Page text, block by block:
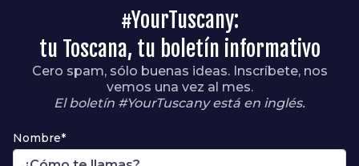
#YourTuscany:
tu Toscana, tu boletín informativo
Cero spam, sólo buenas ideas. Inscríbete, nos
vemos una vez al mes.
El boletín #YourTuscany está en inglés.
Nombre*